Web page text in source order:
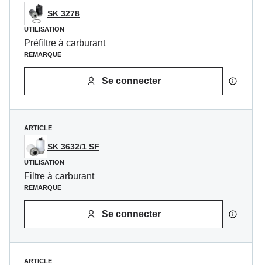
SK 3278
UTILISATION
Préfiltre à carburant
REMARQUE
Se connecter
ARTICLE
SK 3632/1 SF
UTILISATION
Filtre à carburant
REMARQUE
Se connecter
ARTICLE